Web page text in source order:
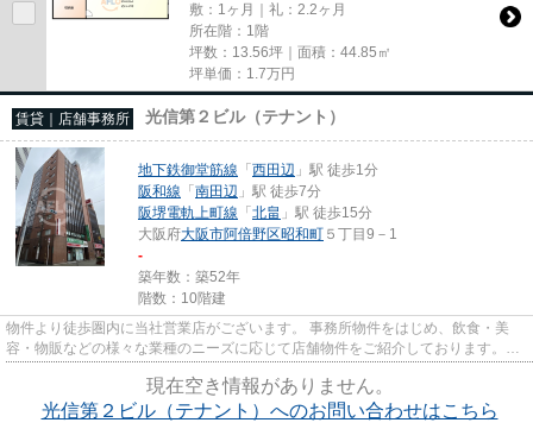
敷：1ヶ月｜礼：2.2ヶ月
所在階：1階
坪数：13.56坪｜面積：44.85㎡
坪単価： 1.7万円
賃貸｜店舗事務所 光信第２ビル（テナント）
地下鉄御堂筋線 「西田辺 」駅 徒歩1分
阪和線 「南田辺 」駅 徒歩7分
阪堺電軌上町線 「北畠 」駅 徒歩15分
大阪府大阪市阿倍野区昭和町 ５丁目9－1
-
築年数：築52年
階数：10階建
物件より徒歩圏内に当社営業店がございます。 事務所物件をはじめ、飲食・美
容・物販などの様々な業種のニーズに応じて店舗物件をご紹介しております。
尚、弊社ではおとり広告は一切...
現在空き情報がありません。
光信第２ビル（テナント）へのお問い合わせはこちら